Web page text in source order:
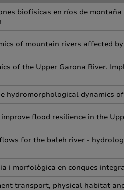
biofísicas en ríos de
of mountain rivers affected
of the Upper Garona River.
hydromorphological dynamics
flood resilience in the
for the baleh river -
i morfològica en conques
transport, physical habitat